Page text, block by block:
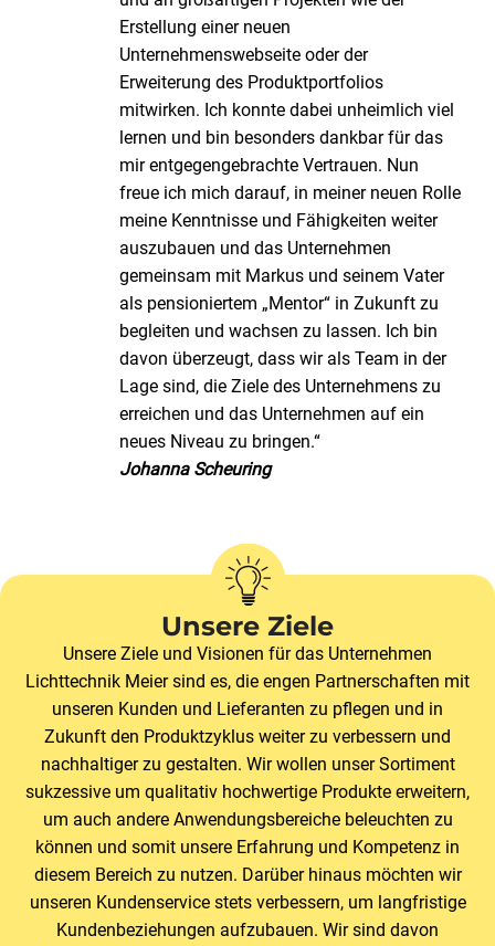
Erstellung einer neuen
Unternehmenswebseite oder der
Erweiterung des Produktportfolios
mitwirken. Ich konnte dabei unheimlich viel
lernen und bin besonders dankbar für das
mir entgegengebrachte Vertrauen. Nun
freue ich mich darauf, in meiner neuen Rolle
meine Kenntnisse und Fähigkeiten weiter
auszubauen und das Unternehmen
gemeinsam mit Markus und seinem Vater
als pensioniertem „Mentor“ in Zukunft zu
begleiten und wachsen zu lassen. Ich bin
davon überzeugt, dass wir als Team in der
Lage sind, die Ziele des Unternehmens zu
erreichen und das Unternehmen auf ein
neues Niveau zu bringen.“
Johanna Scheuring
Unsere Ziele
Unsere Ziele und Visionen für das Unternehmen
Lichttechnik Meier sind es, die engen Partnerschaften mit
unseren Kunden und Lieferanten zu pflegen und in
Zukunft den Produktzyklus weiter zu verbessern und
nachhaltiger zu gestalten. Wir wollen unser Sortiment
sukzessive um qualitativ hochwertige Produkte erweitern,
um auch andere Anwendungsbereiche beleuchten zu
können und somit unsere Erfahrung und Kompetenz in
diesem Bereich zu nutzen. Darüber hinaus möchten wir
unseren Kundenservice stets verbessern, um langfristige
Kundenbeziehungen aufzubauen. Wir sind davon